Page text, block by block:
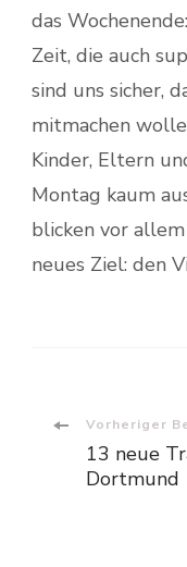
das
Zeit, die auch
sind uns sicher,
mitmachen
Kinder, Eltern
Montag kaum
blicken vor
neues Ziel: den
Vorheriger
13 neue
Dortmund